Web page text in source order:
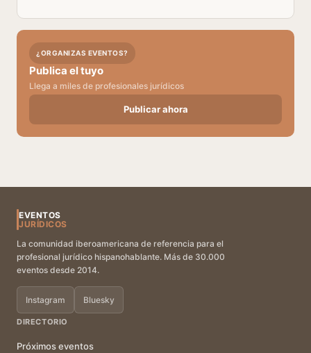
¿ORGANIZAS EVENTOS?
Publica el tuyo
Llega a miles de profesionales jurídicos
Publicar ahora
EVENTOS
JURÍDICOS
La comunidad iberoamericana de referencia para el
profesional jurídico hispanohablante. Más de 30.000
eventos desde 2014.
Instagram Bluesky
DIRECTORIO
Próximos eventos